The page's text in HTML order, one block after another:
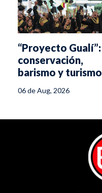
“Proyecto Gualí”:
conservación,
barismo y turismo
la región
06 de Aug, 2026